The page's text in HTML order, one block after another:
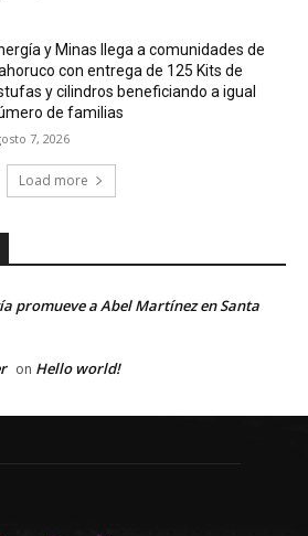
y Minas llega a comunidades de
con entrega de 125 Kits de
y cilindros beneficiando a igual
de familias
7, 2026
Load more
promueve a Abel Martínez en Santa
on Hello world!